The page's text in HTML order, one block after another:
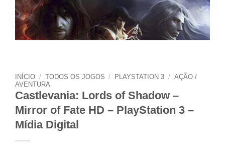
INÍCIO / TODOS OS JOGOS / PLAYSTATION 3 / AÇÃO /
AVENTURA
Castlevania: Lords of Shadow –
Mirror of Fate HD – PlayStation 3 –
Mídia Digital